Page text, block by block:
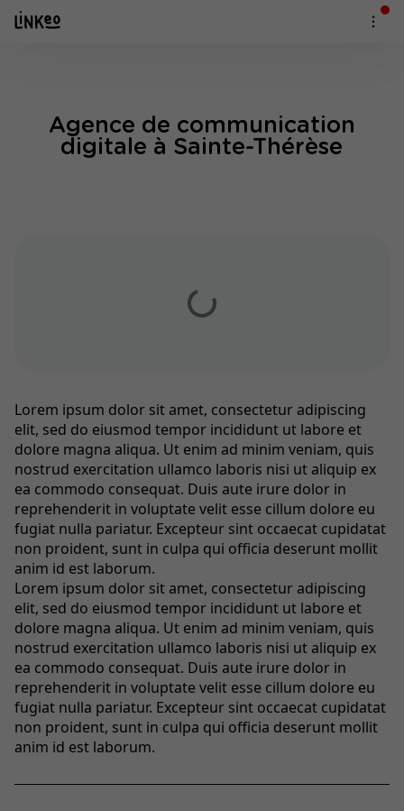
Agence de communication
digitale à Sainte-Thérèse
Lorem ipsum dolor sit amet, consectetur adipiscing
elit, sed do eiusmod tempor incididunt ut labore et
dolore magna aliqua. Ut enim ad minim veniam, quis
nostrud exercitation ullamco laboris nisi ut aliquip ex
ea commodo consequat. Duis aute irure dolor in
reprehenderit in voluptate velit esse cillum dolore eu
fugiat nulla pariatur. Excepteur sint occaecat cupidatat
non proident, sunt in culpa qui officia deserunt mollit
anim id est laborum.
Lorem ipsum dolor sit amet, consectetur adipiscing
elit, sed do eiusmod tempor incididunt ut labore et
dolore magna aliqua. Ut enim ad minim veniam, quis
nostrud exercitation ullamco laboris nisi ut aliquip ex
ea commodo consequat. Duis aute irure dolor in
reprehenderit in voluptate velit esse cillum dolore eu
fugiat nulla pariatur. Excepteur sint occaecat cupidatat
non proident, sunt in culpa qui officia deserunt mollit
anim id est laborum.